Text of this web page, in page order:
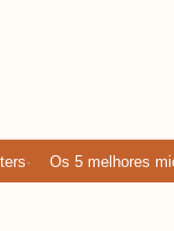
Os 5 melhores